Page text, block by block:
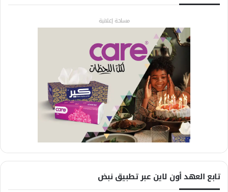
مساحة إعلانية
تابع العهد أون لاين عبر تطبيق نبض